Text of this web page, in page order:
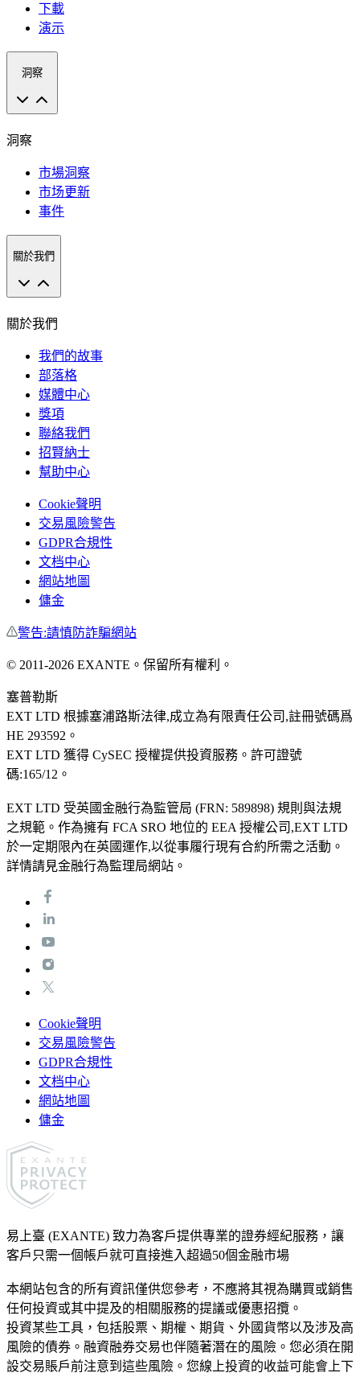
下載
演示
洞察
洞察
市場洞察
市场更新
事件
關於我們
關於我們
我們的故事
部落格
媒體中心
獎項
聯絡我們
招賢納士
幫助中心
Cookie聲明
交易風險警告
GDPR合規性
文档中心
網站地圖
傭金
警告:請慎防詐騙網站
© 2011-2026 EXANTE 。保留所有權利。
塞普勒斯
EXT LTD 根據塞浦路斯法律,成立為有限責任公司,註冊號碼爲
HE 293592。
EXT LTD 獲得 CySEC 授權提供投資服務。許可證號
碼:165/12。
EXT LTD 受英國金融行為監管局 (FRN: 589898) 規則與法規
之規範。作為擁有 FCA SRO 地位的 EEA 授權公司,EXT LTD
於一定期限內在英國運作,以從事履行現有合約所需之活動。
詳情請見金融行為監理局網站。
Cookie聲明
交易風險警告
GDPR合規性
文档中心
網站地圖
傭金
易上臺 (EXANTE) 致力為客戶提供專業的證券經紀服務，讓
客戶只需一個帳戶就可直接進入超過50個金融市場
本網站包含的所有資訊僅供您參考，不應將其視為購買或銷售
任何投資或其中提及的相關服務的提議或優惠招攬。
投資某些工具，包括股票、期權、期貨、外國貨幣以及涉及高
風險的債券。融資融券交易也伴隨著潛在的風險。您必須在開
設交易賬戶前注意到這些風險。您線上投資的收益可能會上下